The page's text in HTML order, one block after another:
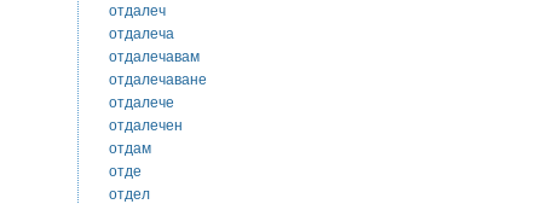
отдалеч
отдалеча
отдалечавам
отдалечаване
отдалече
отдалечен
отдам
отде
отдел